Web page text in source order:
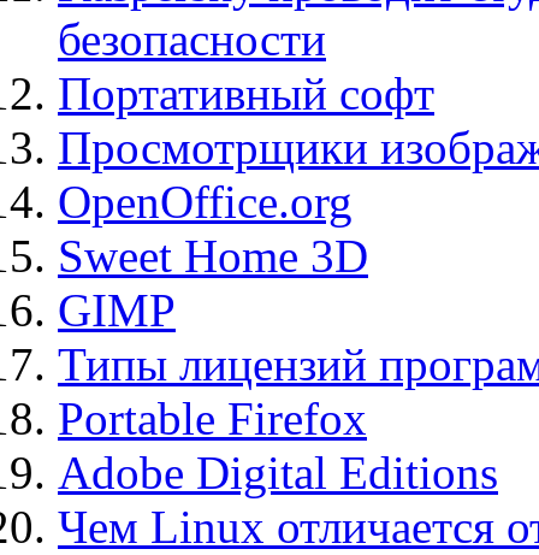
безопасности
Портативный софт
Просмотрщики
OpenOffice.org
Sweet Home 3D
GIMP
Типы лицензий
Portable Firefox
Adobe Digital Editions
Чем Linux отличается